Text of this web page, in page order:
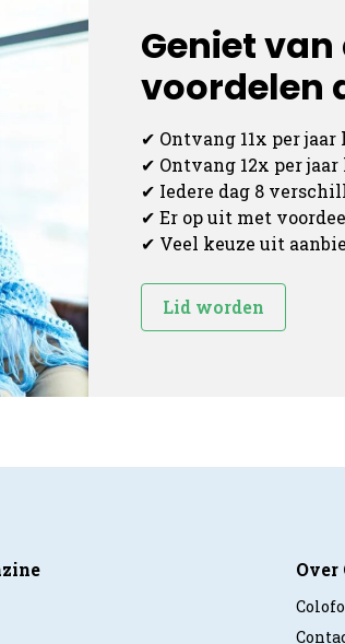
Geniet van
voordelen
✔ Ontvang 11x per
✔ Ontvang 12x per
✔ Iedere dag 8
✔ Er op uit met
✔ Veel keuze uit
Lid worden
Over